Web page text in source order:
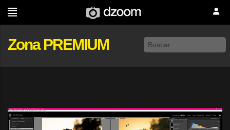
Zona PREMIUM